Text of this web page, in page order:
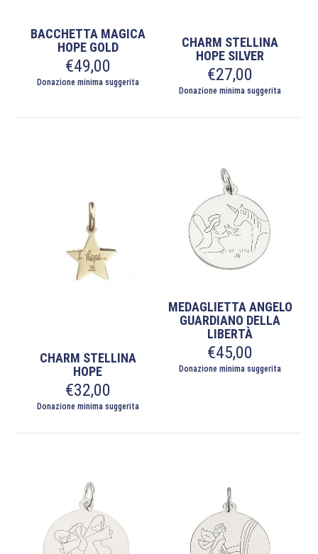
BACCHETTA MAGICA
HOPE GOLD
€49,00
Donazione minima suggerita
CHARM STELLINA
HOPE SILVER
€27,00
Donazione minima suggerita
CHARM STELLINA
HOPE
€32,00
Donazione minima suggerita
MEDAGLIETTA ANGELO
GUARDIANO DELLA
LIBERTÀ
€45,00
Donazione minima suggerita